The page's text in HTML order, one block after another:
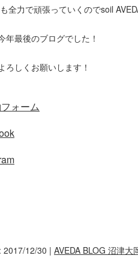
全力で頑張っていくのでsoil
年最後のブログでした！
ろしくお願いします！
ォーム
2017/12/30 | AVEDA BLOG 沼津大